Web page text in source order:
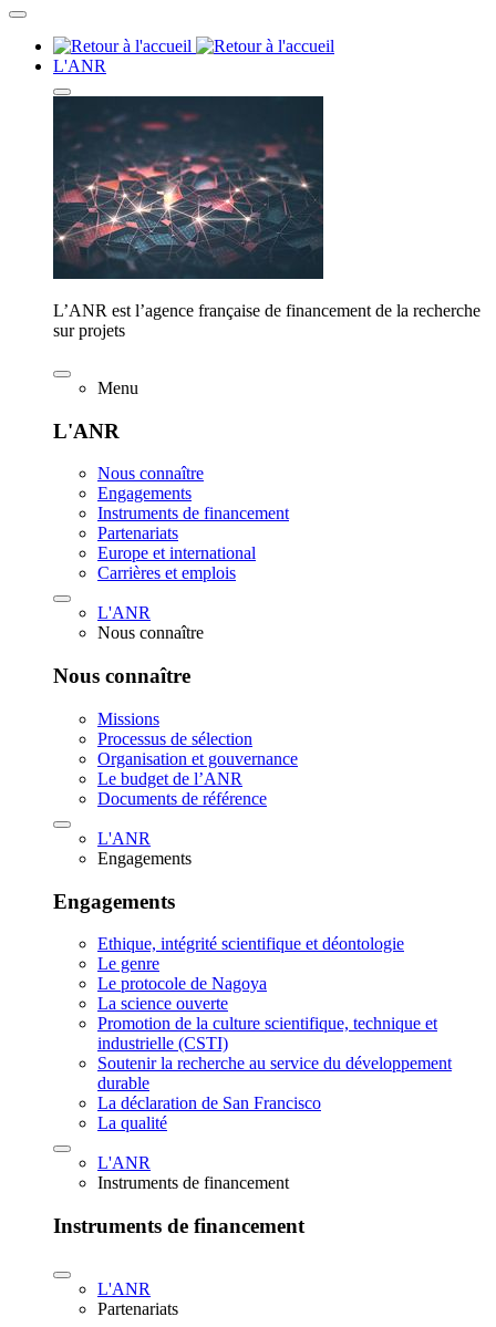
L'ANR
L’ANR est l’agence française de financement de la recherche
sur projets
Menu
L'ANR
Nous connaître
Engagements
Instruments de financement
Partenariats
Europe et international
Carrières et emplois
L'ANR
Nous connaître
Nous connaître
Missions
Processus de sélection
Organisation et gouvernance
Le budget de l’ANR
Documents de référence
L'ANR
Engagements
Engagements
Ethique, intégrité scientifique et déontologie
Le genre
Le protocole de Nagoya
La science ouverte
Promotion de la culture scientifique, technique et
industrielle (CSTI)
Soutenir la recherche au service du développement
durable
La déclaration de San Francisco
La qualité
L'ANR
Instruments de financement
Instruments de financement
L'ANR
Partenariats